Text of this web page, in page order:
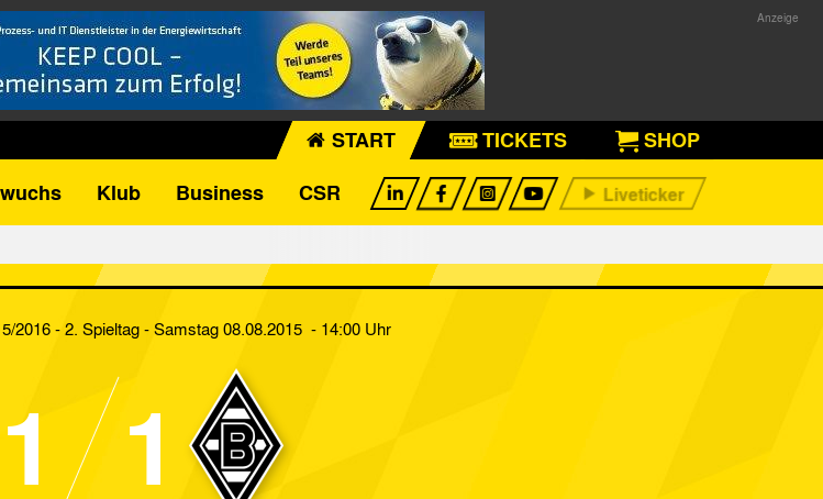
START TICKETS
SHOP
Klub Business CSR
2016 - 2. Spieltag- Samstag 08.08.2015 - 14:00 Uhr
1 1